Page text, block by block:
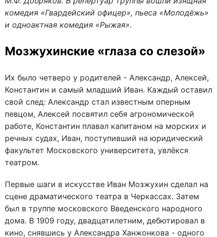
комедия «Гвардейский офицер», пьеса «Молодёжь»
и одноактная комедия «Рыжая».
Мозжухинские «глаза со слезой»
Их было четверо у родителей - Александр, Алексей,
Константин и самый младший Иван. Каждый оставил
свой след: Александр стал известным оперным
певцом, Алексей посвятил себя агрономической
работе, Константин плавал капитаном на морских и
речных судах, Иван, поступивший на юридический
факультет Московского университета, увлёкся
театром.
Первые шаги в искусстве Иван Мозжухин сделал на
сцене драматического театра в Черкассах. Затем
был в труппе московского Введенского народного
дома. В 1909 году, двадцатилетним, дебютировал в
кино, снявшись у Александра Ханжонкова - одного